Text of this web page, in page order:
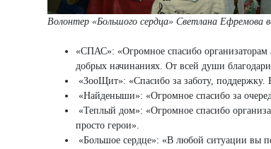
Волонтер «Большого сердца» Светлана Ефремова
«СПАС»: «Огромное спасибо
добрых начинаниях. От всей души
«ЗооЩит»: «Спасибо за заботу, поддержку.
«Найденыши»: «Огромное спасибо за
«Теплый дом»: «Огромное спасибо
просто герои».
«Большое сердце»: «В любой ситуации вы